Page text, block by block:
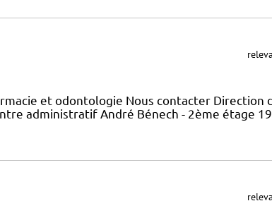
et odontologie Nous contacter Direction
administratif André Bénech - 2ème étage